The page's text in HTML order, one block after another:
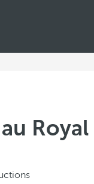
Royal